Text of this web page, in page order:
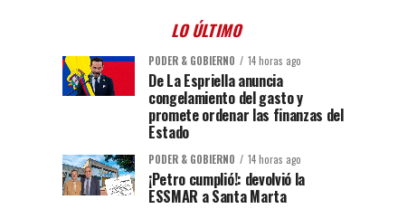
LO ÚLTIMO
PODER & GOBIERNO 14 horas ago
De La Espriella anuncia
congelamiento del gasto y
promete ordenar las finanzas del
Estado
PODER & GOBIERNO 14 horas ago
¡Petro cumplió!: devolvió la
ESSMAR a Santa Marta